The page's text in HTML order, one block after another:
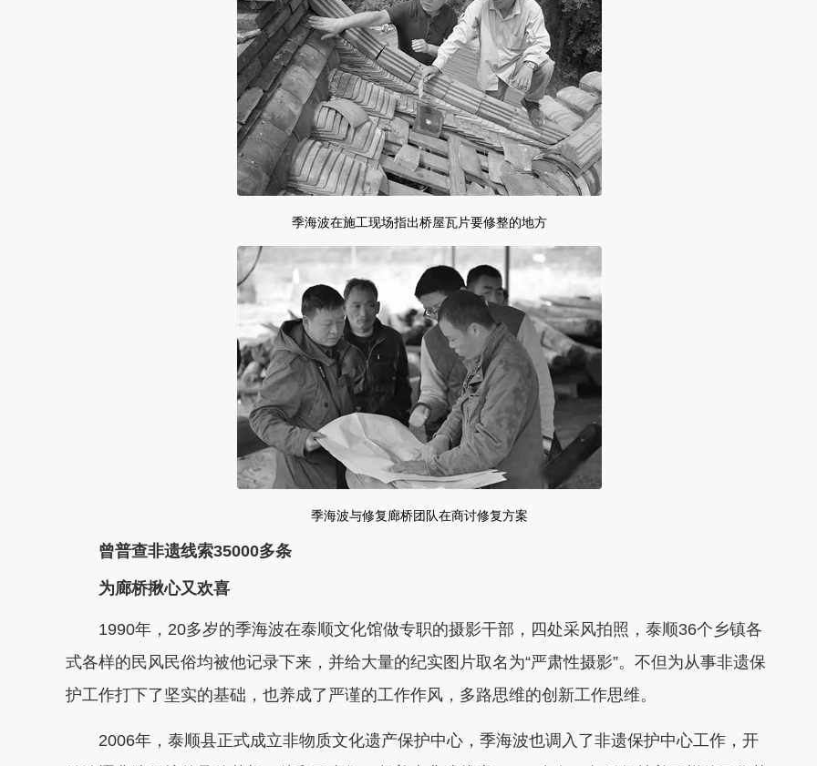
季海波在施工现场指出桥屋瓦片要修整的地方
季海波与修复廊桥团队在商讨修复方案
曾普查非遗线索35000多条
为廊桥揪心又欢喜
1990年，20多岁的季海波在泰顺文化馆做专职的摄影干部，四处采风拍照，泰顺36个乡镇各
式各样的民风民俗均被他记录下来，并给大量的纪实图片取名为“严肃性摄影”。不但为从事非遗保
护工作打下了坚实的基础，也养成了严谨的工作作风，多路思维的创新工作思维。
2006年，泰顺县正式成立非物质文化遗产保护中心，季海波也调入了非遗保护中心工作，开